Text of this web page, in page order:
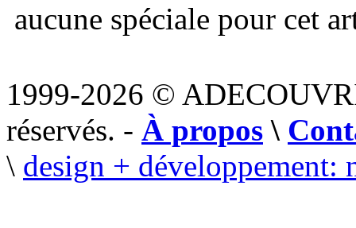
aucune spéciale pour cet
1999-2026 ©
réservés. - À propos \
\ design + développement: